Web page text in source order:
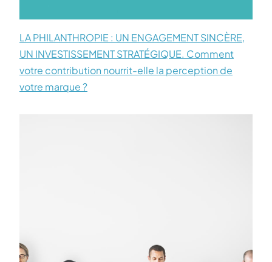
LA PHILANTHROPIE : UN ENGAGEMENT SINCÈRE,
UN INVESTISSEMENT STRATÉGIQUE. Comment
votre contribution nourrit-elle la perception de
votre marque ?